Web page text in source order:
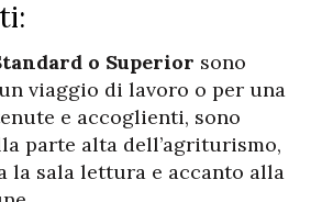
o Superior sono
viaggio di lavoro o per una
e accoglienti, sono
parte alta dell’agriturismo,
la sala lettura e accanto alla